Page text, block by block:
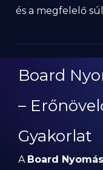
és a megfelelő
Board
–
Gyakorlat
A Board